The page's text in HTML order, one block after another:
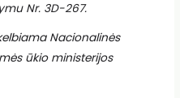
Nr. 3D-267.
Nacionalinės
ūkio ministerijos